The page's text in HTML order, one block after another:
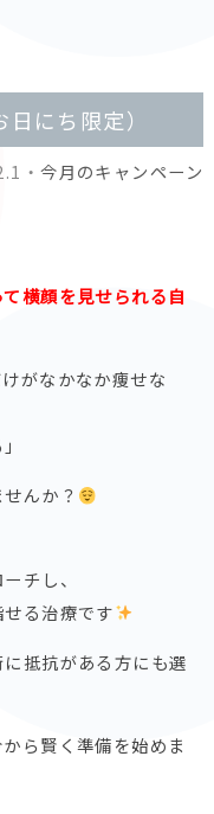
にち限定）
・今月のキャンペーン
横顔を見せられる自
がなかなか痩せな
んか？
チし、
る治療です
抵抗がある方にも選
ら賢く準備を始めま